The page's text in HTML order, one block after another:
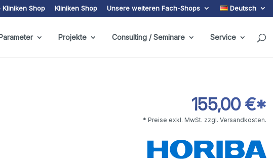
Kliniken Shop Kliniken Shop Unsere weiteren Fach-Shops Deutsch
Projekte Consulting / Seminare Service
155,00 €*
* Preise exkl. MwSt. zzgl. Versandkosten.